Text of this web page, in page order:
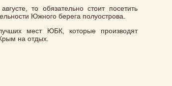
то обязательно стоит посетить
Южного берега полуострова.
мест ЮБК, которые производят
на отдых.